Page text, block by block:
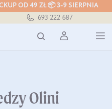
OD 49 ZŁ 📦 3-9 SIERPNIA
693 222 687
Olini